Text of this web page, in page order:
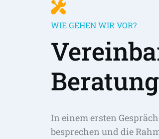
WIE GEHEN WIR VOR?
In einem ersten
besprechen und die